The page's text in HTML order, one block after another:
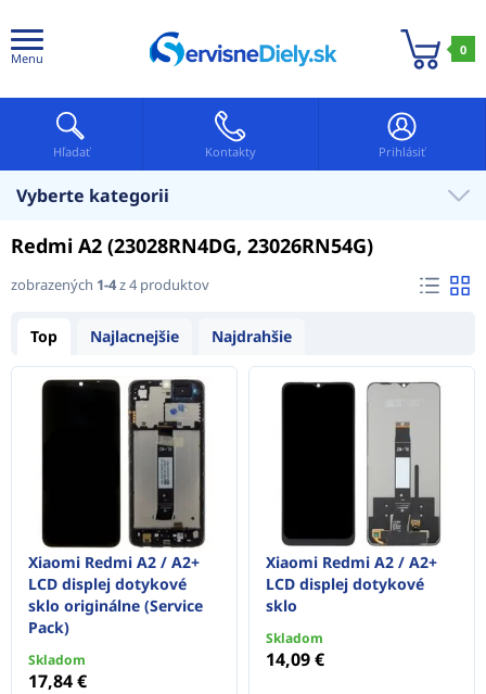
Menu
0
Hľadať Kontakty Prihlásiť
Vyberte kategorii
Redmi A2 (23028RN4DG, 23026RN54G)
zobrazených 1-4z 4 produktov
Top Najlacnejšie Najdrahšie
Xiaomi Redmi A2 / A2+
LCD displej dotykové
sklo originálne (Service
Pack)
Skladom
17,84 €
Xiaomi Redmi A2 / A2+
LCD displej dotykové
sklo
Skladom
14,09 €